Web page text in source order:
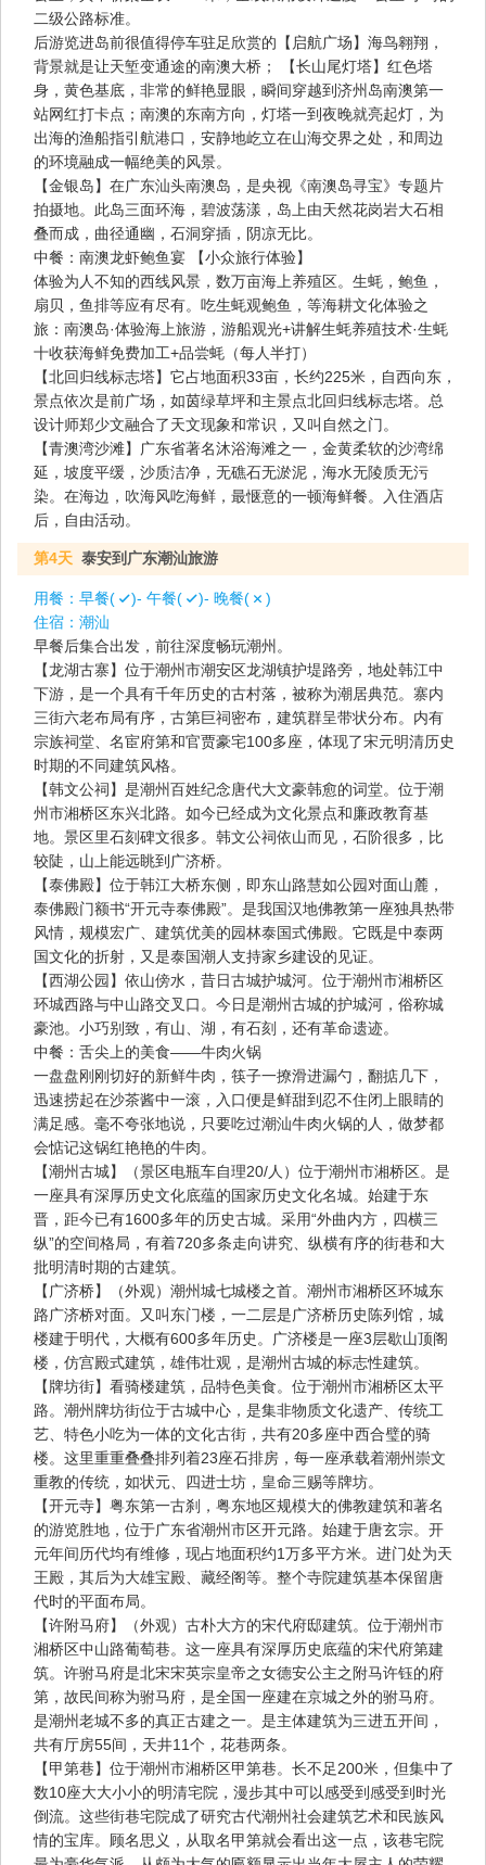
二级公路标准。
后游览进岛前很值得停车驻足欣赏的【启航广场】海鸟翱翔，
背景就是让天堑变通途的南澳大桥； 【长山尾灯塔】红色塔
身，黄色基底，非常的鲜艳显眼，瞬间穿越到济州岛南澳第一
站网红打卡点；南澳的东南方向，灯塔一到夜晚就亮起灯，为
出海的渔船指引航港口，安静地屹立在山海交界之处，和周边
的环境融成一幅绝美的风景。
【金银岛】在广东汕头南澳岛，是央视《南澳岛寻宝》专题片
拍摄地。此岛三面环海，碧波荡漾，岛上由天然花岗岩大石相
叠而成，曲径通幽，石洞穿插，阴凉无比。
中餐：南澳龙虾鲍鱼宴 【小众旅行体验】
体验为人不知的西线风景，数万亩海上养殖区。生蚝，鲍鱼，
扇贝，鱼排等应有尽有。吃生蚝观鲍鱼，等海耕文化体验之
旅：南澳岛·体验海上旅游，游船观光+讲解生蚝养殖技术·生蚝
十收获海鲜免费加工+品尝蚝（每人半打）
【北回归线标志塔】它占地面积33亩，长约225米，自西向东，
景点依次是前广场，如茵绿草坪和主景点北回归线标志塔。总
设计师郑少文融合了天文现象和常识，又叫自然之门。
【青澳湾沙滩】广东省著名沐浴海滩之一，金黄柔软的沙湾绵
延，坡度平缓，沙质洁净，无礁石无淤泥，海水无陵质无污
染。在海边，吹海风吃海鲜，最惬意的一顿海鲜餐。入住酒店
后，自由活动。
第4天 泰安到广东潮汕旅游
用餐： 早餐( )- 午餐( )- 晚餐(
)
住宿： 潮汕
早餐后集合出发，前往深度畅玩潮州。
【龙湖古寨】位于潮州市潮安区龙湖镇护堤路旁，地处韩江中
下游，是一个具有千年历史的古村落，被称为潮居典范。寨内
三街六老布局有序，古第巨祠密布，建筑群呈带状分布。内有
宗族祠堂、名宦府第和官贾豪宅100多座，体现了宋元明清历史
时期的不同建筑风格。
【韩文公祠】是潮州百姓纪念唐代大文豪韩愈的词堂。位于潮
州市湘桥区东兴北路。如今已经成为文化景点和廉政教育基
地。景区里石刻碑文很多。韩文公祠依山而见，石阶很多，比
较陡，山上能远眺到广济桥。
【泰佛殿】位于韩江大桥东侧，即东山路慧如公园对面山麓，
泰佛殿门额书“开元寺泰佛殿”。是我国汉地佛教第一座独具热带
风情，规模宏广、建筑优美的园林泰国式佛殿。它既是中泰两
国文化的折射，又是泰国潮人支持家乡建设的见证。
【西湖公园】依山傍水，昔日古城护城河。位于潮州市湘桥区
环城西路与中山路交叉口。今日是潮州古城的护城河，俗称城
豪池。小巧别致，有山、湖，有石刻，还有革命遗迹。
中餐：舌尖上的美食——牛肉火锅
一盘盘刚刚切好的新鲜牛肉，筷子一撩滑进漏勺，翻掂几下，
迅速捞起在沙茶酱中一滚，入口便是鲜甜到忍不住闭上眼睛的
满足感。毫不夸张地说，只要吃过潮汕牛肉火锅的人，做梦都
会惦记这锅红艳艳的牛肉。
【潮州古城】（景区电瓶车自理20/人）位于潮州市湘桥区。是
一座具有深厚历史文化底蕴的国家历史文化名城。始建于东
晋，距今已有1600多年的历史古城。采用“外曲内方，四横三
纵”的空间格局，有着720多条走向讲究、纵横有序的街巷和大
批明清时期的古建筑。
【广济桥】（外观）潮州城七城楼之首。潮州市湘桥区环城东
路广济桥对面。又叫东门楼，一二层是广济桥历史陈列馆，城
楼建于明代，大概有600多年历史。广济楼是一座3层歇山顶阁
楼，仿宫殿式建筑，雄伟壮观，是潮州古城的标志性建筑。
【牌坊街】看骑楼建筑，品特色美食。位于潮州市湘桥区太平
路。潮州牌坊街位于古城中心，是集非物质文化遗产、传统工
艺、特色小吃为一体的文化古街，共有20多座中西合璧的骑
楼。这里重重叠叠排列着23座石排房，每一座承载着潮州崇文
重教的传统，如状元、四进士坊，皇命三赐等牌坊。
【开元寺】粤东第一古刹，粤东地区规模大的佛教建筑和著名
的游览胜地，位于广东省潮州市区开元路。始建于唐玄宗。开
元年间历代均有维修，现占地面积约1万多平方米。进门处为天
王殿，其后为大雄宝殿、藏经阁等。整个寺院建筑基本保留唐
代时的平面布局。
【许附马府】（外观）古朴大方的宋代府邸建筑。位于潮州市
湘桥区中山路葡萄巷。这一座具有深厚历史底蕴的宋代府第建
筑。许驸马府是北宋宋英宗皇帝之女德安公主之附马许钰的府
第，故民间称为驸马府，是全国一座建在京城之外的驸马府。
是潮州老城不多的真正古建之一。是主体建筑为三进五开间，
共有厅房55间，天井11个，花巷两条。
【甲第巷】位于潮州市湘桥区甲第巷。长不足200米，但集中了
数10座大大小小的明清宅院，漫步其中可以感受到感受到时光
倒流。这些街巷宅院成了研究古代潮州社会建筑艺术和民族风
情的宝库。顾名思义，从取名甲第就会看出这一点，该巷宅院